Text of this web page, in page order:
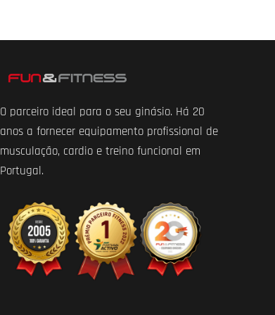
O parceiro ideal para o seu ginásio. Há 20
anos a fornecer equipamento profissional de
musculação, cardio e treino funcional em
Portugal.